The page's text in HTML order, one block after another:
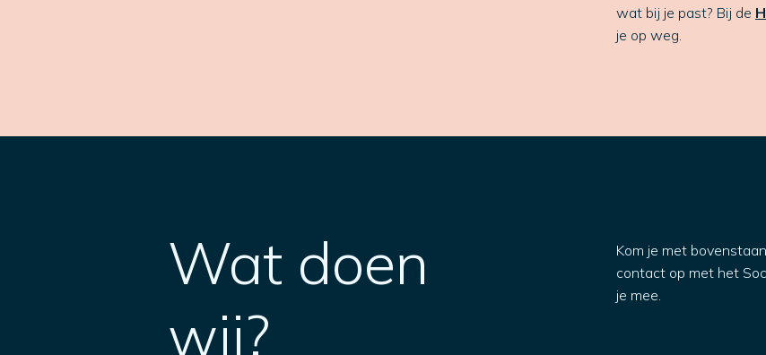
wat bij je past? Bij de
je op weg.
Wat doen
wij?
Kom je met
contact op met het
je mee.